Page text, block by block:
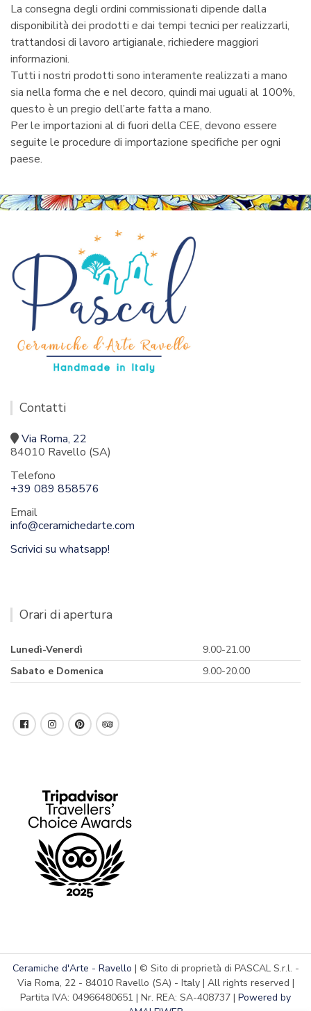
La consegna degli ordini commissionati dipende dalla
disponibilità dei prodotti e dai tempi tecnici per realizzarli,
trattandosi di lavoro artigianale, richiedere maggiori
informazioni.
Tutti i nostri prodotti sono interamente realizzati a mano
sia nella forma che e nel decoro, quindi mai uguali al 100%,
questo è un pregio dell’arte fatta a mano.
Per le importazioni al di fuori della CEE, devono essere
seguite le procedure di importazione specifiche per ogni
paese.
Contatti
Via Roma, 22
84010 Ravello (SA)
Telefono
+39 089 858576
Email
info@ceramichedarte.com
Scrivici su whatsapp!
Orari di apertura
Lunedì-Venerdì
9.00-21.00
Sabato e Domenica
9.00-20.00
Ceramiche d'Arte - Ravello | © Sito di proprietà di PASCAL S.r.l. -
Via Roma, 22 - 84010 Ravello (SA) - Italy | All rights reserved |
Partita IVA: 04966480651 | Nr. REA: SA-408737 | Powered by